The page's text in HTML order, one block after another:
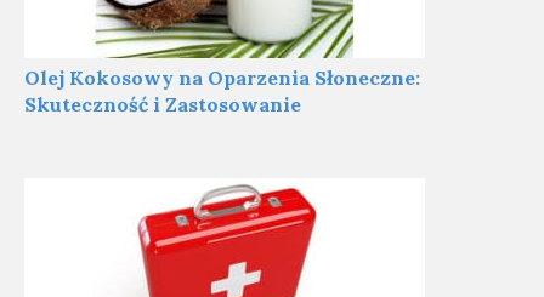
Olej Kokosowy na Oparzenia Słoneczne:
Skuteczność i Zastosowanie